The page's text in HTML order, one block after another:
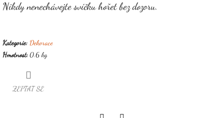
Nikdy nenechávejte svíčku hořet bez dozoru.
Kategorie: Dekorace
Hmotnost:0.6 kg
ZEPTAT SE